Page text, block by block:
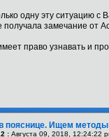
одну эту ситуацию
замечание от
право узнавать и
пояснице. Ищем методы
: Августа 09, 2018, 12:24:22